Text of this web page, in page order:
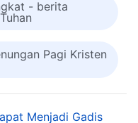
penebusan
sepenuhnya. Kita
- berita
Pagi Kristen
Menjadi Gadis